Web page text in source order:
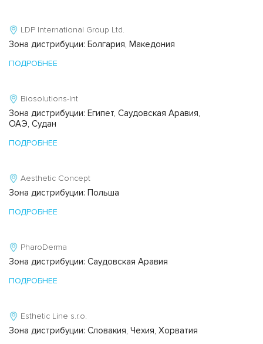
LDP International Group Ltd.
Зона дистрибуции: Болгария, Македония
ПОДРОБНЕЕ
Biosolutions-Int
Зона дистрибуции: Египет, Саудовская Аравия,
ОАЭ, Судан
ПОДРОБНЕЕ
Aesthetic Concept
Зона дистрибуции: Польша
ПОДРОБНЕЕ
PharoDerma
Зона дистрибуции: Саудовская Аравия
ПОДРОБНЕЕ
Esthetic Line s.r.o.
Зона дистрибуции: Словакия, Чехия, Хорватия